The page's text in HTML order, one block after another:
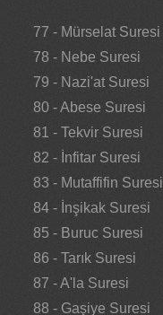
77 - Mürselat Suresi
78 - Nebe Suresi
79 - Nazi'at Suresi
80 - Abese Suresi
81 - Tekvir Suresi
82 - İnfitar Suresi
83 - Mutaffifin Suresi
84 - İnşikak Suresi
85 - Buruc Suresi
86 - Tarık Suresi
87 - A'la Suresi
88 - Gaşiye Suresi